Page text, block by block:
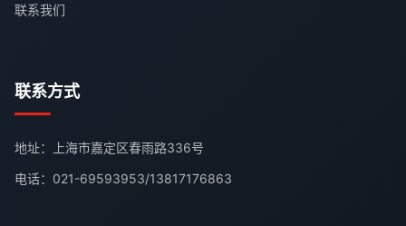
联系我们
联系方式
地址：上海市嘉定区春雨路336号
电话： 021-69593953/13817176863